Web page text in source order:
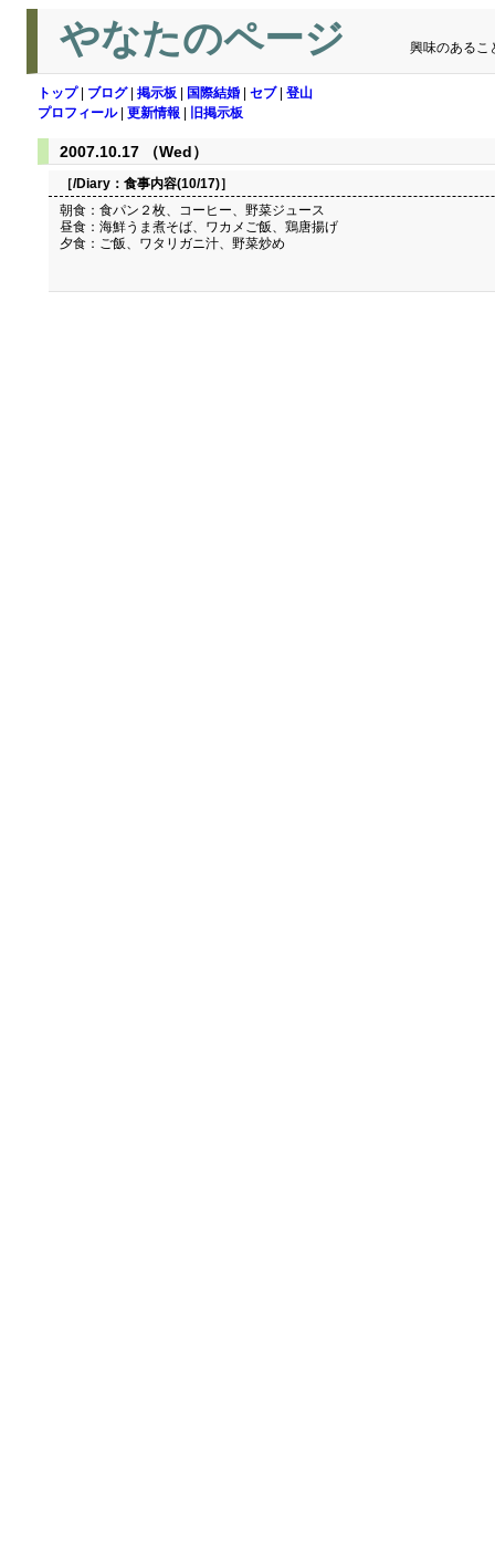
やなたのページ 興味のあるこ
トップ| ブログ| 掲示板 国際結婚 セブ| 登山
プロフィール| 更新情報 旧掲示板
2007.10.17 （Wed）
［/Diary： 食事内容(10/17)］
朝食：食パン２枚、コーヒー、野菜ジュース
昼食：海鮮うま煮そば、ワカメご飯、鶏唐揚げ
夕食：ご飯、ワタリガニ汁、野菜炒め